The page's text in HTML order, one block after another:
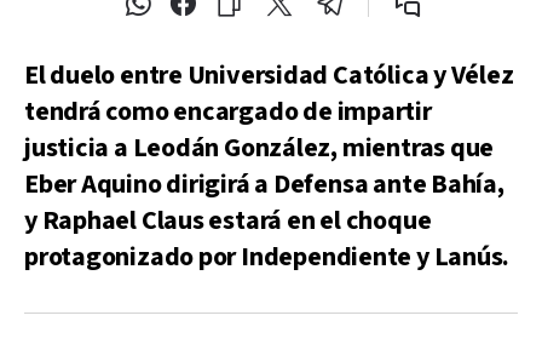
El duelo entre Universidad Católica y Vélez
tendrá como encargado de impartir
justicia a Leodán González, mientras que
Eber Aquino dirigirá a Defensa ante Bahía,
y Raphael Claus estará en el choque
protagonizado por Independiente y Lanús.